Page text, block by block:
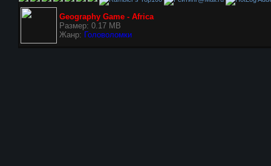
Geography Game - Africa
Размер: 0.17 MB
Жанр: Головоломки